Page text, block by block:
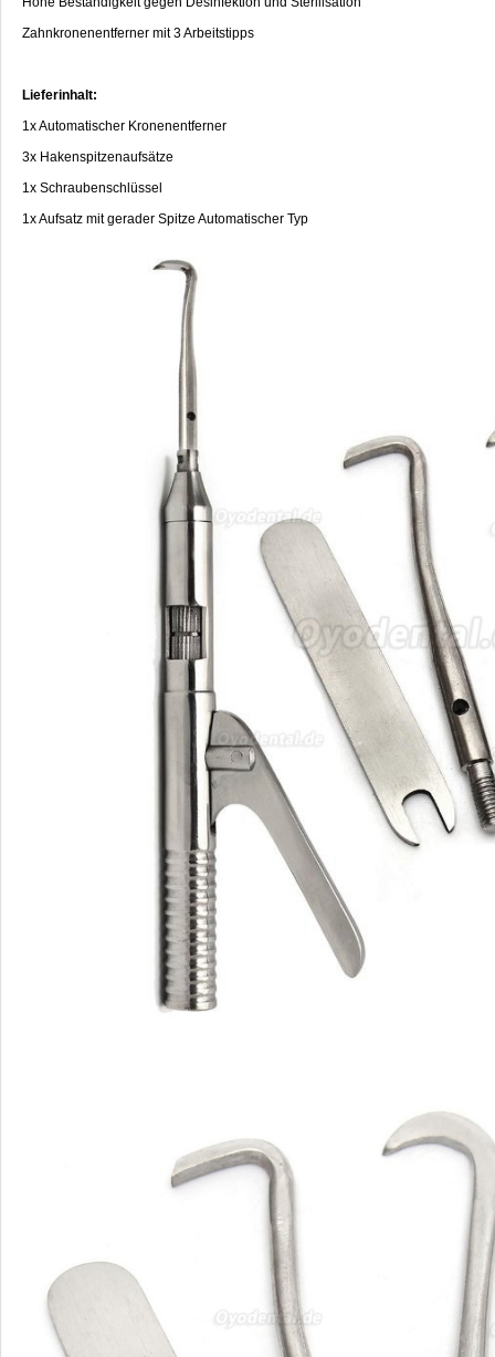
Zahnkronenentferner mit 3 Arbeitstipps
Lieferinhalt:
1x Automatischer Kronenentferner
3x Hakenspitzenaufsätze
1x Schraubenschlüssel
1x Aufsatz mit gerader Spitze Automatischer Typ